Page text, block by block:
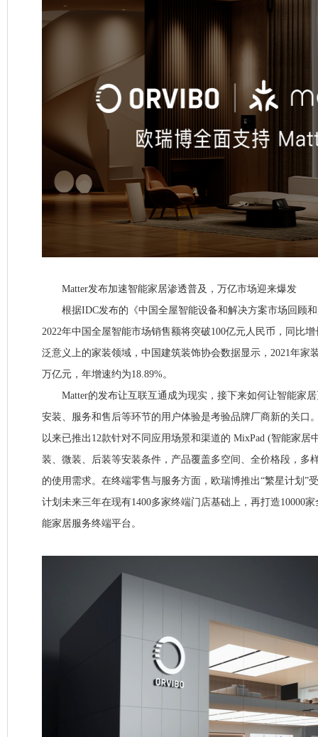
Matter发布加速智能家居渗透普及，万亿市场迎来爆发
根据IDC发布的《中国全屋智能设备和解决方案市场回顾和
2022年中国全屋智能市场销售额将突破100亿元人民币，同比
泛意义上的家装领域，中国建筑装饰协会数据显示，2021年家
万亿元，年增速约为18.89%。
Matter的发布让互联互通成为现实，接下来如何让智能家居
安装、服务和售后等环节的用户体验是考验品牌厂商新的关口
以来已推出12款针对不同应用场景和渠道的 MixPad (智能家居
装、微装、后装等安装条件，产品覆盖多空间、全价格段，多
的使用需求。在终端零售与服务方面，欧瑞博推出“繁星计划”
计划未来三年在现有1400多家终端门店基础上，再打造10000
能家居服务终端平台。